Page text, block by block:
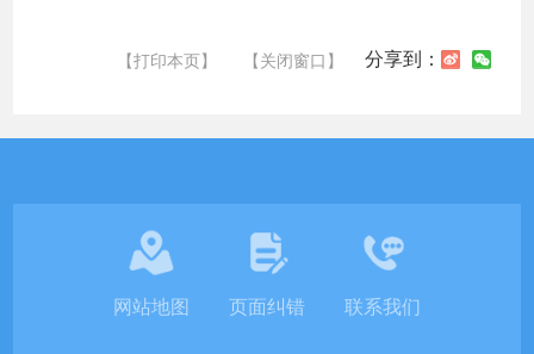
【打印本页】 【关闭窗口】 分享到：
网站地图 页面纠错 联系我们